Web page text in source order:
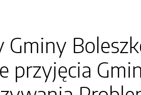
Gminy
przyjęcia